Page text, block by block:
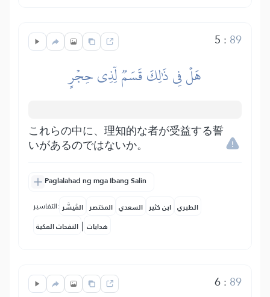
5 : 89
هَلۡ فِي ذَٰلِكَ قَسَمٞ لِّذِي حِجۡرٍ
これらの中に、理知的な者が受益する誓
いがあるのではないか。
Paglalahad ng mga Ibang Salin
التفاسير: المُيسَّر المختصر السعدي ابن كثير الطبري
النفحات المكية | هدايات
6: 89